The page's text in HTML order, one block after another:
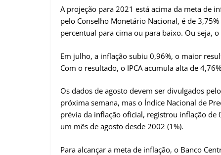
A projeção para 2021 está acima da meta de
pelo Conselho Monetário Nacional, é de
percentual para cima ou para baixo. Ou seja,
Em julho, a inflação subiu 0,96%, o maior
Com o resultado, o IPCA acumula alta de
Os dados de agosto devem ser divulgados
próxima semana, mas o Índice Nacional de
prévia da inflação oficial, registrou inflação de
um mês de agosto desde 2002 (1%).
Para alcançar a meta de inflação, o Banco